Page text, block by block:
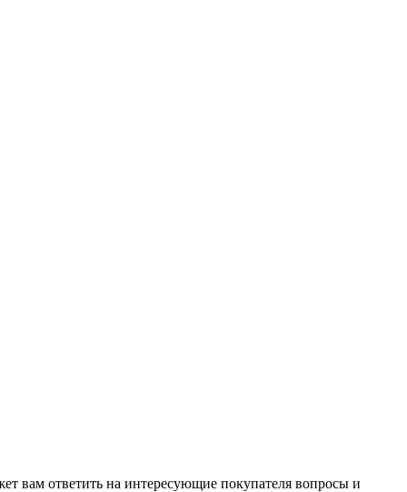
вам ответить на интересующие покупателя вопросы и